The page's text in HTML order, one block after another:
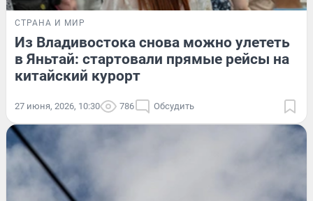
СТРАНА И МИР
Из Владивостока снова можно улететь
в Яньтай: стартовали прямые рейсы на
китайский курорт
27 июня, 2026, 10:30 786 Обсудить